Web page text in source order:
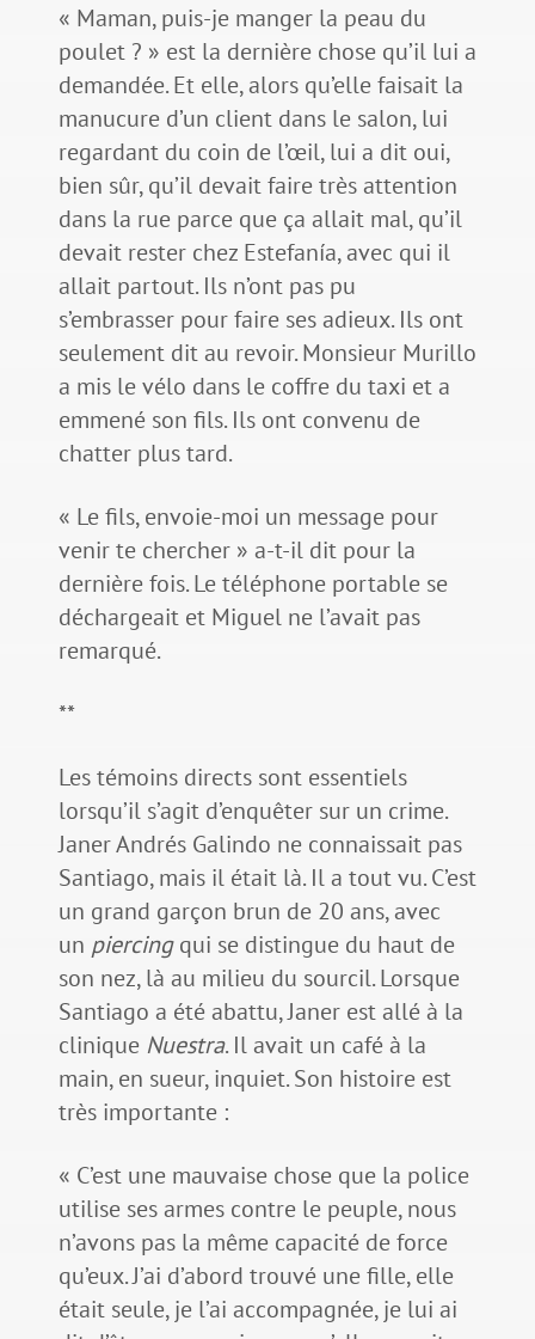
« Maman, puis-je manger la peau du
poulet ? » est la dernière chose qu’il lui a
demandée. Et elle, alors qu’elle faisait la
manucure d’un client dans le salon, lui
regardant du coin de l’œil, lui a dit oui,
bien sûr, qu’il devait faire très attention
dans la rue parce que ça allait mal, qu’il
devait rester chez Estefanía, avec qui il
allait partout. Ils n’ont pas pu
s’embrasser pour faire ses adieux. Ils ont
seulement dit au revoir. Monsieur Murillo
a mis le vélo dans le coffre du taxi et a
emmené son fils. Ils ont convenu de
chatter plus tard.
« Le fils, envoie-moi un message pour
venir te chercher » a-t-il dit pour la
dernière fois. Le téléphone portable se
déchargeait et Miguel ne l’avait pas
remarqué.
**
Les témoins directs sont essentiels
lorsqu’il s’agit d’enquêter sur un crime.
Janer Andrés Galindo ne connaissait pas
Santiago, mais il était là. Il a tout vu. C’est
un grand garçon brun de 20 ans, avec
un piercingqui se distingue du haut de
son nez, là au milieu du sourcil. Lorsque
Santiago a été abattu, Janer est allé à la
clinique Nuestra. Il avait un café à la
main, en sueur, inquiet. Son histoire est
très importante :
« C’est une mauvaise chose que la police
utilise ses armes contre le peuple, nous
n’avons pas la même capacité de force
qu’eux. J’ai d’abord trouvé une fille, elle
était seule, je l’ai accompagnée, je lui ai